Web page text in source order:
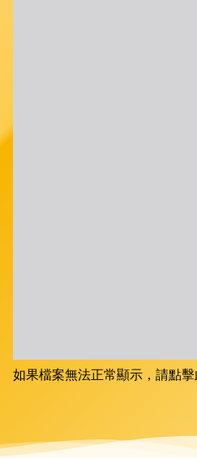
如果檔案無法正常顯示，請點擊